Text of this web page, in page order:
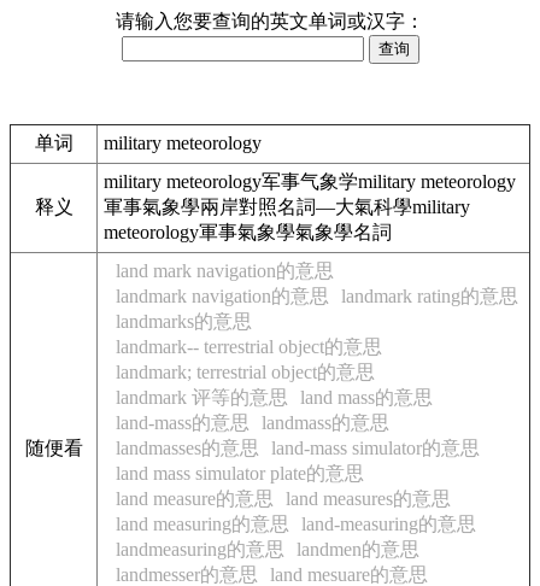
请输入您要查询的英文单词或汉字：
单词 military meteorology
释义
military meteorology军事气象学military meteorology
軍事氣象學兩岸對照名詞—大氣科學military
meteorology軍事氣象學氣象學名詞
随便看
land mark navigation的意思
landmark navigation的意思
landmark rating的意思
landmarks的意思
landmark-- terrestrial object的意思
landmark; terrestrial object的意思
landmark 评等的意思
land mass的意思
land-mass的意思
landmass的意思
landmasses的意思
land-mass simulator的意思
land mass simulator plate的意思
land measure的意思
land measures的意思
land measuring的意思
land-measuring的意思
landmeasuring的意思
landmen的意思
landmesser的意思
land mesuare的意思